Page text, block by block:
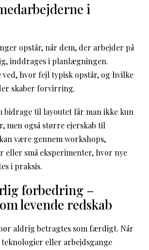
i
opstår, når dem, der arbejder på
inddrages i planlægningen.
ved, hvor fejl typisk opstår, og hvilke
skaber forvirring.
bidrage til layoutet får man ikke kun
men også større ejerskab til
være gennem workshops,
eller små eksperimenter, hvor nye
i praksis.
forbedring –
levende redskab
aldrig betragtes som færdigt. Når
eller arbejdsgange